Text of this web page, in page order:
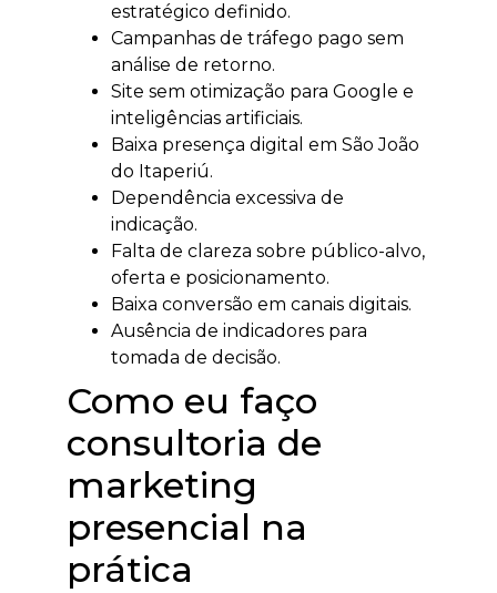
estratégico definido.
Campanhas de tráfego pago sem
análise de retorno.
Site sem otimização para Google e
inteligências artificiais.
Baixa presença digital em São João
do Itaperiú.
Dependência excessiva de
indicação.
Falta de clareza sobre público-alvo,
oferta e posicionamento.
Baixa conversão em canais digitais.
Ausência de indicadores para
tomada de decisão.
Como eu faço
consultoria de
marketing
presencial na
prática